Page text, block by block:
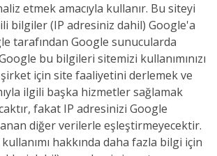
etmek amacıyla kullanır. Bu siteyi
bilgiler (IP adresiniz dahil) Google'a
tarafından Google sunucularda
bu bilgileri sitemizi kullanımınızı
için site faaliyetini derlemek ve
ilgili başka hizmetler sağlamak
fakat IP adresinizi Google
diğer verilerle eşleştirmeyecektir.
hakkında daha fazla bilgi için